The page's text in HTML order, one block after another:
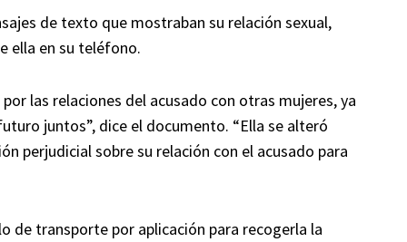
de texto que mostraban su relación sexual,
ella en su teléfono.
las relaciones del acusado con otras mujeres, ya
juntos”, dice el documento. “Ella se alteró
perjudicial sobre su relación con el acusado para
de transporte por aplicación para recogerla la